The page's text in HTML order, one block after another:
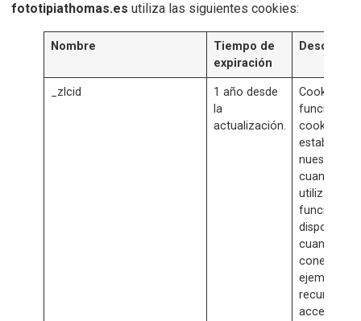
fototipiathomas.esutiliza las siguientes cookies:
Nombre
Tiempo de
expiración
_zlcid
1 año desde
la
actualización.
Cookie
funcional.
cookie se
establece
nuestro
cuando se
utilizan las
funciones
disponibles
cuando se
conectó
ejemplo,
recursos de
acceso, o